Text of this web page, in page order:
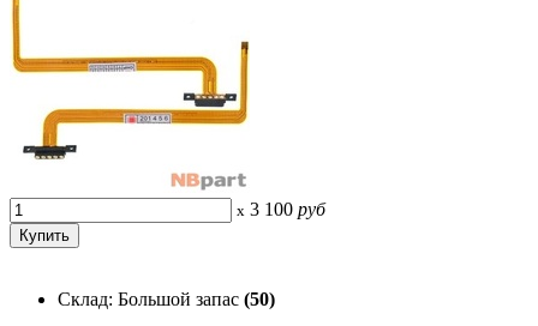
x 3 100 руб
Склад: Большой запас (50)